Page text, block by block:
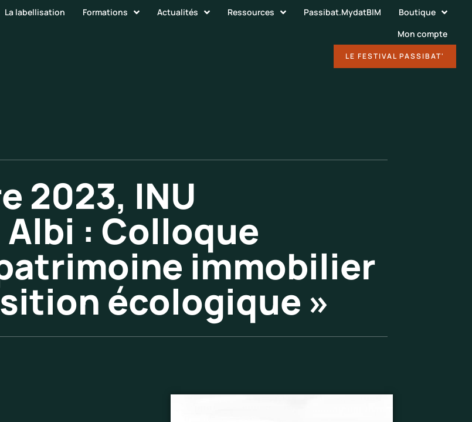
La labellisation Formations Actualités Ressources Passibat.MydatBIM
Boutique
Mon compte
LE FESTIVAL PASSIBAT'
2023, INU
: Colloque
immobilier
écologique »